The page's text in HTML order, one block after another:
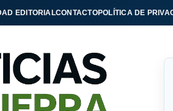
EDITORIALCONTACTOPOLÍTICA DE